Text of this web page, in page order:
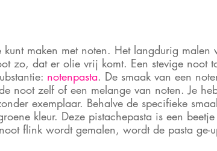
kunt maken met noten. Het langdurig
zo, dat er olie vrij komt. Een stevige noot
notenpasta. De smaak van een
noot zelf of een melange van noten. Je
exemplaar. Behalve de specifieke
kleur. Deze pistachepasta is een
flink wordt gemalen, wordt de pasta